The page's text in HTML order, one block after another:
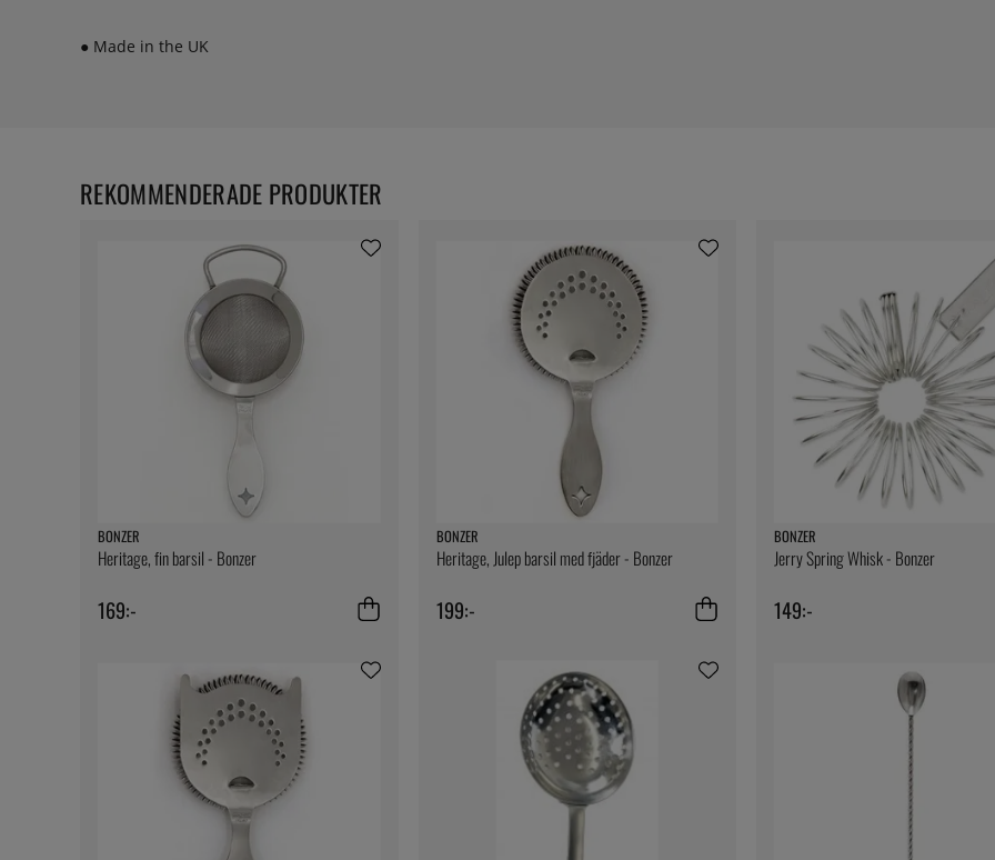
● Made in the UK
BONZER
Heritage, fin barsil - Bonzer
169:-
BONZER
Heritage, Julep barsil med fjäder - Bonzer
199:-
BONZER
Jerry Spring Whisk - Bonzer
149:-
REKOMMENDERADE PRODUKTER